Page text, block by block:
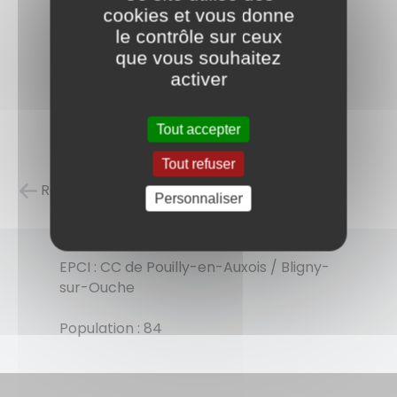
Retour à la liste des carnets d'adresses
EPCI : CC de Pouilly-en-Auxois / Bligny-
sur-Ouche
Population : 84
cookies et vous donne
le contrôle sur ceux
que vous souhaitez
activer
Tout accepter
Tout refuser
Personnaliser